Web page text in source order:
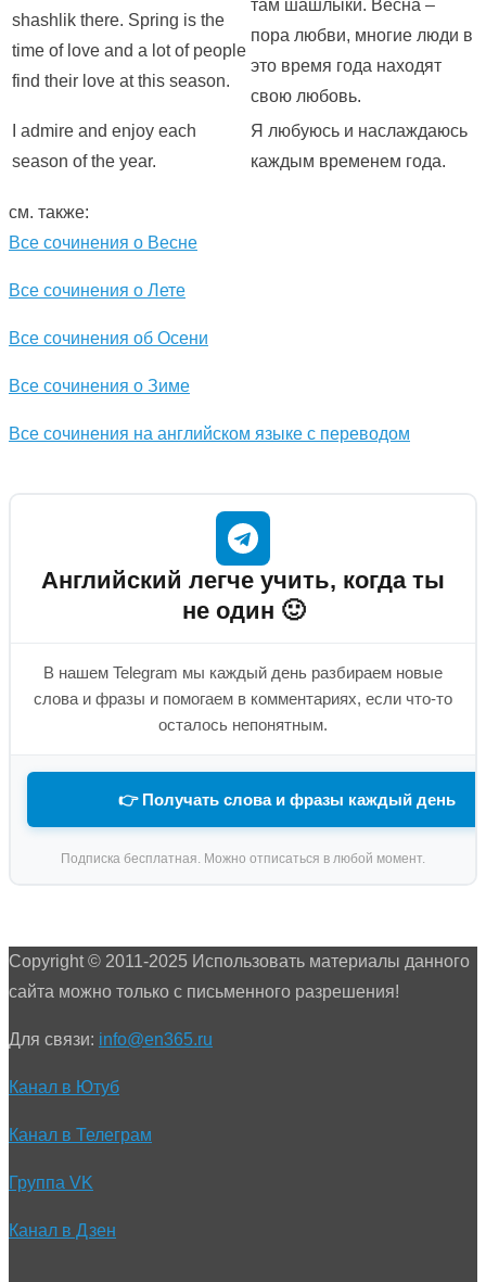
shashlik there. Spring is the
time of love and a lot of people
find their love at this season.
там шашлыки. Весна –
пора любви, многие люди в
это время года находят
свою любовь.
I admire and enjoy each
season of the year.
Я любуюсь и наслаждаюсь
каждым временем года.
см. также:
Все сочинения о Весне
Все сочинения о Лете
Все сочинения об Осени
Все сочинения о Зиме
Все сочинения на английском языке с переводом
Английский легче учить, когда ты
не один 🙂
В нашем Telegram мы каждый день разбираем новые
слова и фразы и помогаем в комментариях, если что-то
осталось непонятным.
👉 Получать слова и фразы каждый день
Подписка бесплатная. Можно отписаться в любой момент.
Copyright © 2011-2025 Использовать материалы данного
сайта можно только с письменного разрешения!
Для связи: info@en365.ru
Канал в Ютуб
Канал в Телеграм
Группа VK
Канал в Дзен